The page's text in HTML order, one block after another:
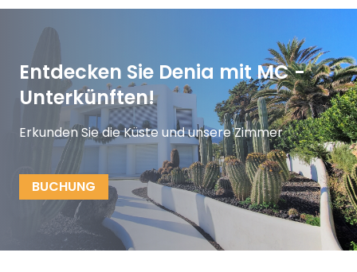
Entdecken Sie Denia mit MC -
Unterkünften!
Erkunden Sie die Küste und unsere Zimmer
BUCHUNG